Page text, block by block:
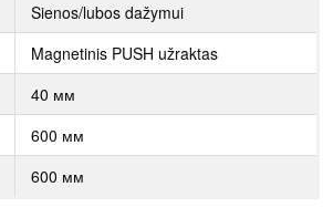
Sienos/lubos dažymui
Magnetinis PUSH užraktas
40 мм
600 мм
600 мм